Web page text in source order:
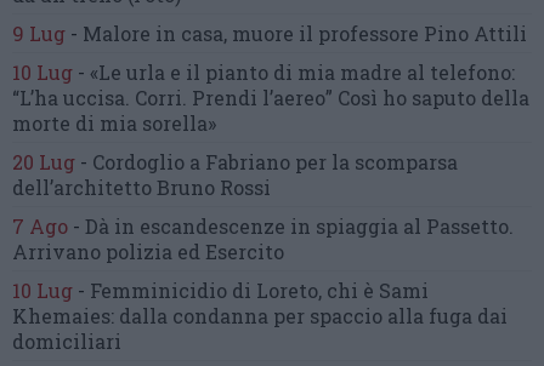
9 Lug - Malore in casa, muore il professore Pino Attili
10 Lug - «Le urla e il pianto di mia madre al telefono:
“L’ha uccisa. Corri. Prendi l’aereo” Così ho saputo della
morte di mia sorella»
20 Lug - Cordoglio a Fabriano per la scomparsa
dell’architetto Bruno Rossi
7 Ago - Dà in escandescenze in spiaggia al Passetto.
Arrivano polizia ed Esercito
10 Lug - Femminicidio di Loreto, chi è Sami
Khemaies: dalla condanna per spaccio alla fuga dai
domiciliari